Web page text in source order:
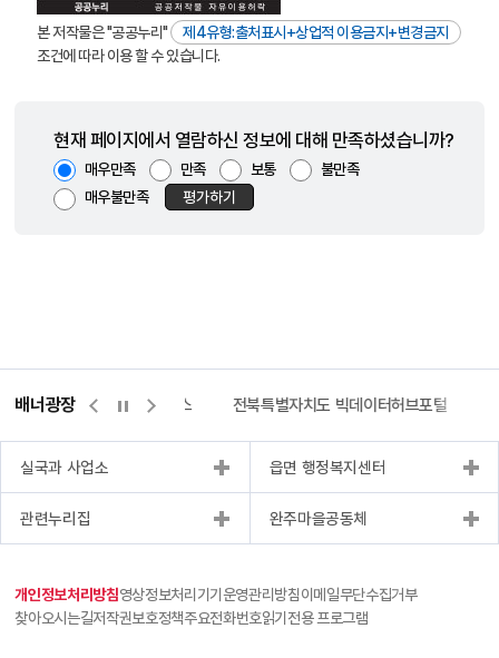
본 저작물은 "공공누리"
제4유형:출처표시+상업적 이용금지+변경금지
조건에 따라 이용 할 수 있습니다.
현재 페이지에서 열람하신 정보에 대해 만족하셨습니까?
매우만족 만족 보통
불만족
매우불만족
평가하기
배너광장
량바로처리센터 위택스 전북특별자치도 빅데이터허브포털
실국과 사업소 읍면 행정복지센터
관련누리집 완주마을공동체
개인정보처리방침영상정보처리기기운영관리방침이메일무단수집거부
찾아오시는길저작권보호정책주요전화번호읽기전용 프로그램